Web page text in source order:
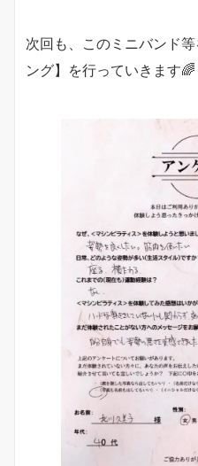
次回も、このミニバンド
ング】を行っていきます🌈